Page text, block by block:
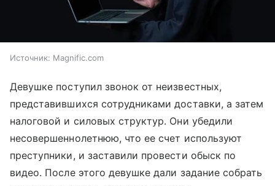
Источник: Magnific.com
Девушке поступил звонок от неизвестных,
представившихся сотрудниками доставки, а затем
налоговой и силовых структур. Они убедили
несовершеннолетнюю, что ее счет используют
преступники, и заставили провести обыск по
видео. После этого девушке дали задание собрать